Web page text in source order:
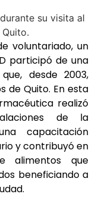
voluntariado, un
participó de una
desde 2003,
de Quito. En esta
realizó
de la
capacitación
y contribuyó en
alimentos que
beneficiando a